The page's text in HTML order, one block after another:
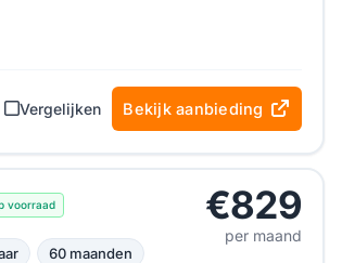
Vergelijken Bekijk aanbieding
voorraad €829
per maand
60 maanden